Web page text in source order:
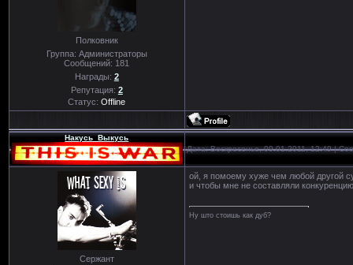
Полковник
Группа: Администраторы
Сообщений: 181
Награды: 2
Репутация: 2
Статус:Offline
Накусь_Выкусь
Дата: Воскресенье, 09.01.2011, 12:49 |
Сержант
ой, я помоему хуже чем любой другой
и чтобы мне не составляли
Ну што стоишь как дуб?